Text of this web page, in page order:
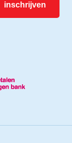
inschrijven